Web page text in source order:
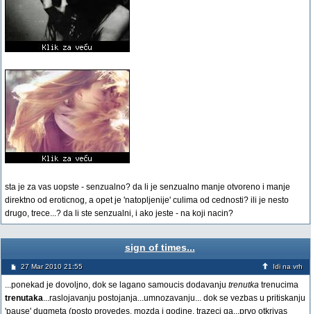
sta je za vas uopste - senzualno? da li je senzualno manje otvoreno i manje
direktno od eroticnog, a opet je 'natopljenije' culima od cednosti? ili je nesto
drugo, trece...? da li ste senzualni, i ako jeste - na koji nacin?
sign of times...
27 Mar 2010 21:55 Idi na vrh
...ponekad je dovoljno, dok se lagano samoucis dodavanju trenutka trenucima
trenutaka...raslojavanju postojanja...umnozavanju... dok se vezbas u pritiskanju
'pause' dugmeta (posto provedes, mozda i godine, trazeci ga...prvo otkrivas